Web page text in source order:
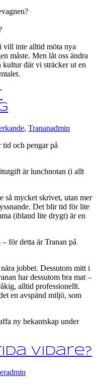
vill inte alltid möta nya
måste. Men låt oss ändra
där vi sträcker ut en
, Trananadmin
tid och pengar på
är lunchnotan (i allt
så mycket skrivet, utan mer
Det blir tid för lite
(ibland lite drygt) är en
för detta är Tranan på
jobbet. Dessutom mitt i
har dessutom bra mat –
alltid professionellt.
en avspänd miljö, som
ny bekantskap under
vidare?
admin